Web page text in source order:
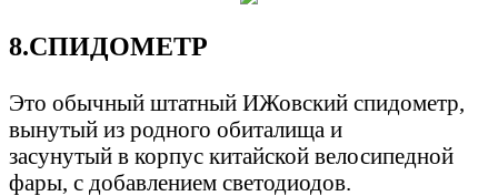
8.СПИДОМЕТР
Это обычный штатный ИЖовский спидометр,
вынутый из родного обиталища и
засунутый в корпус китайской велосипедной
фары, с добавлением светодиодов.